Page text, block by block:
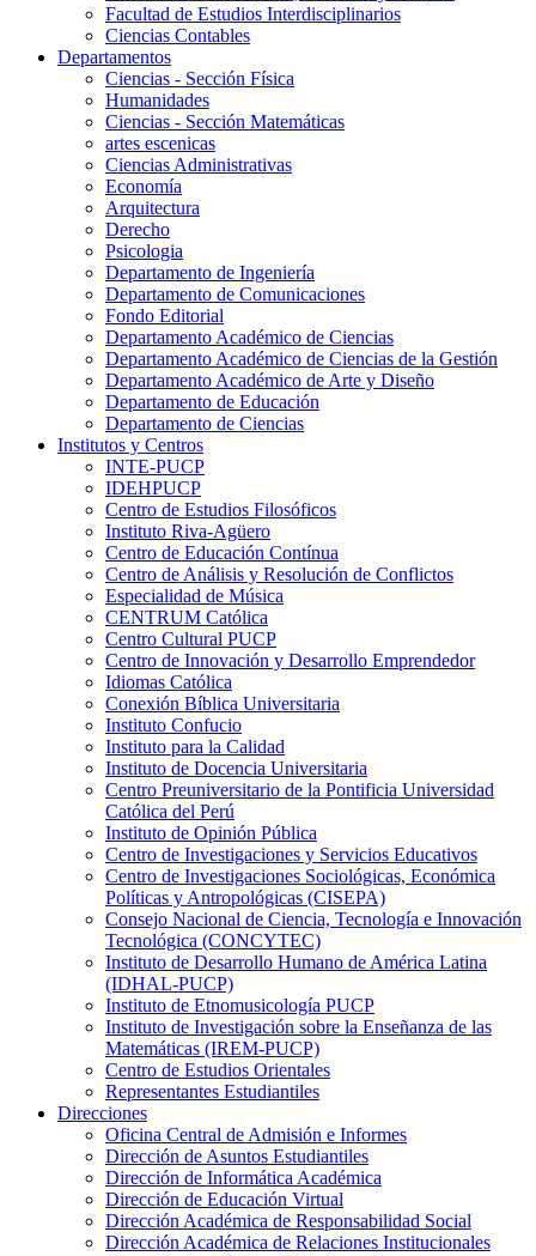
Facultad de Estudios Interdisciplinarios
Ciencias Contables
Departamentos
Ciencias - Sección Física
Humanidades
Ciencias - Sección Matemáticas
artes escenicas
Ciencias Administrativas
Economía
Arquitectura
Derecho
Psicologia
Departamento de Ingeniería
Departamento de Comunicaciones
Fondo Editorial
Departamento Académico de Ciencias
Departamento Académico de Ciencias de la Gestión
Departamento Académico de Arte y Diseño
Departamento de Educación
Departamento de Ciencias
Institutos y Centros
INTE-PUCP
IDEHPUCP
Centro de Estudios Filosóficos
Instituto Riva-Agüero
Centro de Educación Contínua
Centro de Análisis y Resolución de Conflictos
Especialidad de Música
CENTRUM Católica
Centro Cultural PUCP
Centro de Innovación y Desarrollo Emprendedor
Idiomas Católica
Conexión Bíblica Universitaria
Instituto Confucio
Instituto para la Calidad
Instituto de Docencia Universitaria
Centro Preuniversitario de la Pontificia Universidad
Católica del Perú
Instituto de Opinión Pública
Centro de Investigaciones y Servicios Educativos
Centro de Investigaciones Sociológicas, Económica
Políticas y Antropológicas (CISEPA)
Consejo Nacional de Ciencia, Tecnología e Innovación
Tecnológica (CONCYTEC)
Instituto de Desarrollo Humano de América Latina
(IDHAL-PUCP)
Instituto de Etnomusicología PUCP
Instituto de Investigación sobre la Enseñanza de las
Matemáticas (IREM-PUCP)
Centro de Estudios Orientales
Representantes Estudiantiles
Direcciones
Oficina Central de Admisión e Informes
Dirección de Asuntos Estudiantiles
Dirección de Informática Académica
Dirección de Educación Virtual
Dirección Académica de Responsabilidad Social
Dirección Académica de Relaciones Institucionales